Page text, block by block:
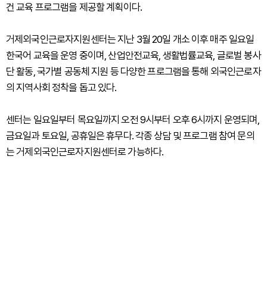
건 교육 프로그램을 제공할 계획이다.
거제외국인근로자지원센터는 지난 3월 20일 개소 이후 매주 일요일
한국어 교육을 운영 중이며, 산업안전교육, 생활법률교육, 글로벌 봉사
단 활동, 국가별 공동체 지원 등 다양한 프로그램을 통해 외국인근로자
의 지역사회 정착을 돕고 있다.
센터는 일요일부터 목요일까지 오전 9시부터 오후 6시까지 운영되며,
금요일과 토요일, 공휴일은 휴무다. 각종 상담 및 프로그램 참여 문의
는 거제외국인근로자지원센터로 가능하다.